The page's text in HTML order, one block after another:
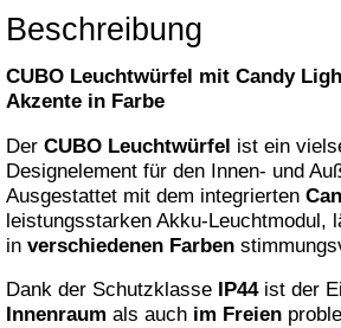
Beschreibung
CUBO Leuchtwürfel mit Candy
Akzente in Farbe
Der CUBO Leuchtwürfel ist ein
Designelement für den Innen- und
Ausgestattet mit dem integrierten
leistungsstarken Akku-Leuchtmodul,
in verschiedenen Farben
Dank der Schutzklasse
IP44ist der
Innenraum als auch im Freien